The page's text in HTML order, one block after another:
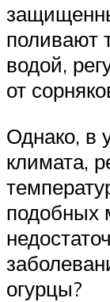
поливают
водой,
от
Однако, в
климата,
подобных
огурцы?